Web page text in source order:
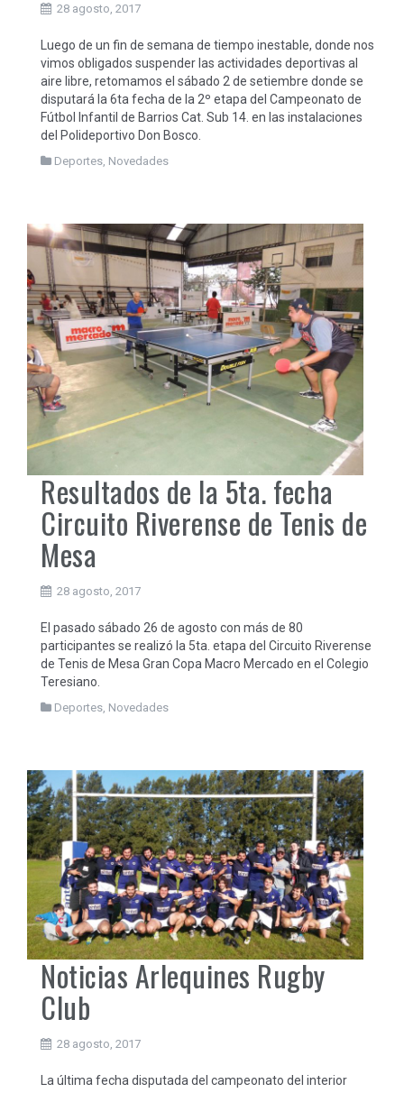
28 agosto, 2017
Luego de un fin de semana de tiempo inestable, donde nos
vimos obligados suspender las actividades deportivas al
aire libre, retomamos el sábado 2 de setiembre donde se
disputará la 6ta fecha de la 2º etapa del Campeonato de
Fútbol Infantil de Barrios Cat. Sub 14. en las instalaciones
del Polideportivo Don Bosco.
Deportes Novedades
Resultados de la 5ta. fecha
Circuito Riverense de Tenis de
Mesa
28 agosto, 2017
El pasado sábado 26 de agosto con más de 80
participantes se realizó la 5ta. etapa del Circuito Riverense
de Tenis de Mesa Gran Copa Macro Mercado en el Colegio
Teresiano.
Deportes, Novedades
Noticias Arlequines Rugby
Club
28 agosto, 2017
La última fecha disputada del campeonato del interior